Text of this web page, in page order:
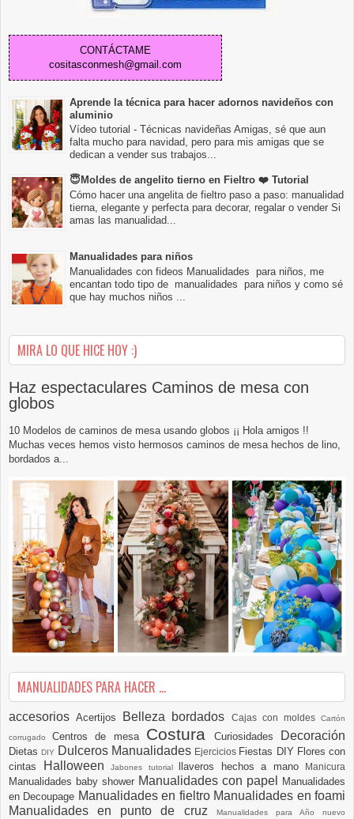
CONTÁCTAME
cositasconmesh@gmail.com
Aprende la técnica para hacer adornos navideños con
aluminio
Vídeo tutorial - Técnicas navideñas Amigas, sé que aun
falta mucho para navidad, pero para mis amigas que se
dedican a vender sus trabajos...
😇Moldes de angelito tierno en Fieltro ❤️ Tutorial
Cómo hacer una angelita de fieltro paso a paso: manualidad
tierna, elegante y perfecta para decorar, regalar o vender Si
amas las manualidad...
Manualidades para niños
Manualidades con fideos Manualidades para niños, me
encantan todo tipo de manualidades para niños y como sé
que hay muchos niños ...
MIRA LO QUE HICE HOY :)
Haz espectaculares Caminos de mesa con
globos
10 Modelos de caminos de mesa usando globos ¡¡ Hola amigos !!
Muchas veces hemos visto hermosos caminos de mesa hechos de lino,
bordados a...
MANUALIDADES PARA HACER ...
accesoriosAcertijos Belleza bordados Cajas con moldesCartón
corrugadoCentros de mesa Costura Curiosidades Decoración
DietasDIY Dulceros Manualidades Ejercicios Fiestas DIY Flores con
cintas
Halloween Jabones tutorial llaveros hechos a mano Manicura
Manualidades baby shower Manualidades con papel
Manualidades
en Decoupage Manualidades en fieltro Manualidades en foami
Manualidades en punto de cruz
Manualidades para Año nuevo